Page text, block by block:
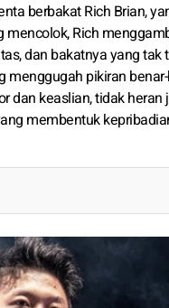
berbakat Rich Brian,
Rich
dan bakatnya yang
pikiran
dan keaslian, tidak
membentuk